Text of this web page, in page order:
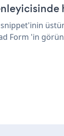
Form 'in